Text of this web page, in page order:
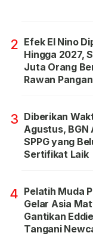
2 Efek El Nino
Hingga 2027,
Juta Orang
Rawan Pangan
3 Diberikan
Agustus, BGN
SPPG yang
Sertifikat Laik
4 Pelatih Muda
Gelar Asia
Gantikan
Tangani